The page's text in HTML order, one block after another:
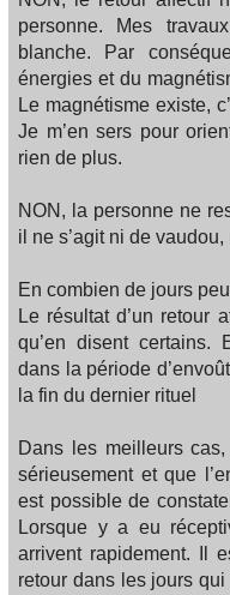
personne. Mes
blanche. Par
énergies et du
Le magnétisme existe,
Je m’en sers pour
rien de plus.
NON, la personne ne
il ne s’agit ni de
En combien de jours
Le résultat d’un retour
qu’en disent certains.
dans la période
la fin du dernier rituel
Dans les meilleurs
sérieusement et que
est possible de
Lorsque y a eu
arrivent rapidement. Il
retour dans les jours